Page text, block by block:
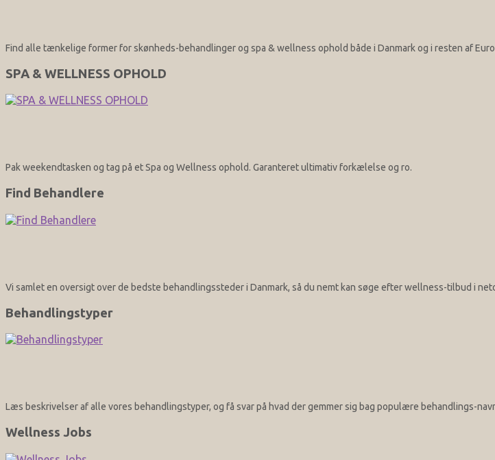
Find alle tænkelige former for skønheds-behandlinger og spa & wellness ophold både i Danmark og i resten af
SPA & WELLNESS OPHOLD
Pak weekendtasken og tag på et Spa og Wellness ophold. Garanteret ultimativ forkælelse og ro.
Find Behandlere
Vi samlet en oversigt over de bedste behandlingssteder i Danmark, så du nemt kan søge efter wellness-tilbud i
Behandlingstyper
Læs beskrivelser af alle vores behandlingstyper, og få svar på hvad der gemmer sig bag populære behandlings-
Wellness Jobs